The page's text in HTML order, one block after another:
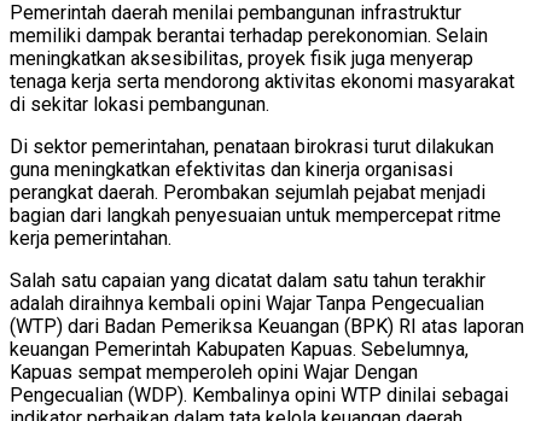
Pemerintah daerah menilai pembangunan infrastruktur
memiliki dampak berantai terhadap perekonomian. Selain
meningkatkan aksesibilitas, proyek fisik juga menyerap
tenaga kerja serta mendorong aktivitas ekonomi masyarakat
di sekitar lokasi pembangunan.
Di sektor pemerintahan, penataan birokrasi turut dilakukan
guna meningkatkan efektivitas dan kinerja organisasi
perangkat daerah. Perombakan sejumlah pejabat menjadi
bagian dari langkah penyesuaian untuk mempercepat ritme
kerja pemerintahan.
Salah satu capaian yang dicatat dalam satu tahun terakhir
adalah diraihnya kembali opini Wajar Tanpa Pengecualian
(WTP) dari Badan Pemeriksa Keuangan (BPK) RI atas laporan
keuangan Pemerintah Kabupaten Kapuas. Sebelumnya,
Kapuas sempat memperoleh opini Wajar Dengan
Pengecualian (WDP). Kembalinya opini WTP dinilai sebagai